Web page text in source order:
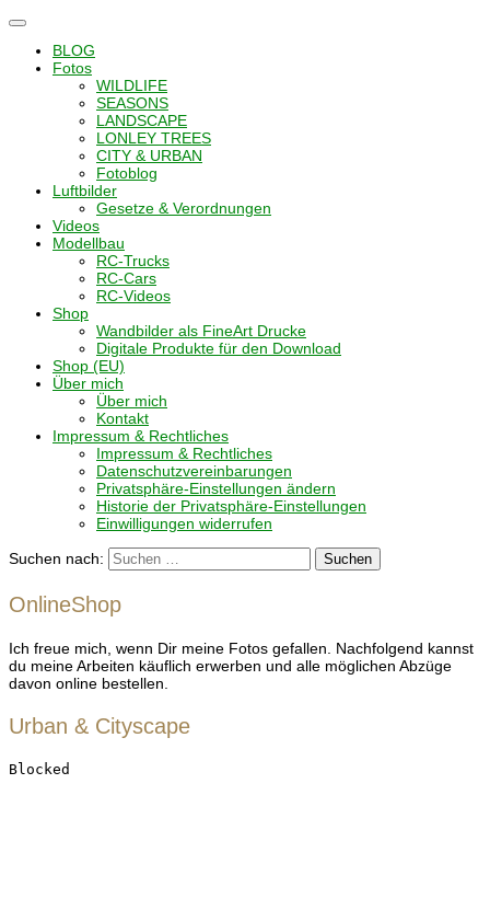
Navigation
umschalten
BLOG
Fotos
WILDLIFE
SEASONS
LANDSCAPE
LONLEY TREES
CITY & URBAN
Fotoblog
Luftbilder
Gesetze & Verordnungen
Videos
Modellbau
RC-Trucks
RC-Cars
RC-Videos
Shop
Wandbilder als FineArt Drucke
Digitale Produkte für den Download
Shop (EU)
Über mich
Über mich
Kontakt
Impressum & Rechtliches
Impressum & Rechtliches
Datenschutzvereinbarungen
Privatsphäre-Einstellungen ändern
Historie der Privatsphäre-Einstellungen
Einwilligungen widerrufen
Suchen nach:
OnlineShop
Ich freue mich, wenn Dir meine Fotos gefallen. Nachfolgend kannst
du meine Arbeiten käuflich erwerben und alle möglichen Abzüge
davon online bestellen.
Urban & Cityscape